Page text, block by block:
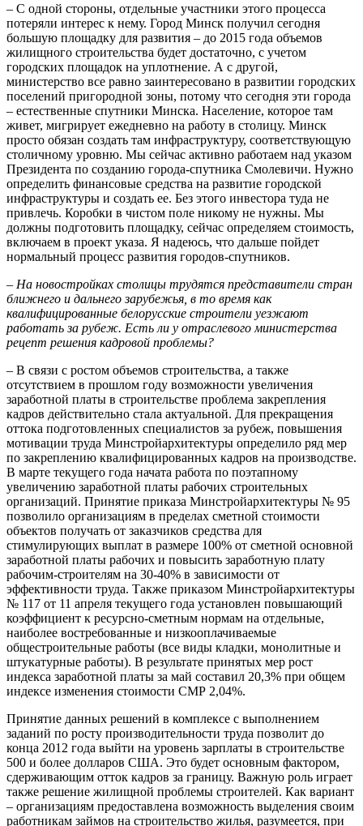
– С одной стороны, отдельные участники этого процесса
потеряли интерес к нему. Город Минск получил сегодня
большую площадку для развития – до 2015 года объемов
жилищного строительства будет достаточно, с учетом
городских площадок на уплотнение. А с другой,
министерство все равно заинтересовано в развитии городских
поселений пригородной зоны, потому что сегодня эти города
– естественные спутники Минска. Население, которое там
живет, мигрирует ежедневно на работу в столицу. Минск
просто обязан создать там инфраструктуру, соответствующую
столичному уровню. Мы сейчас активно работаем над указом
Президента по созданию города-спутника Смолевичи. Нужно
определить финансовые средства на развитие городской
инфраструктуры и создать ее. Без этого инвестора туда не
привлечь. Коробки в чистом поле никому не нужны. Мы
должны подготовить площадку, сейчас определяем стоимость,
включаем в проект указа. Я надеюсь, что дальше пойдет
нормальный процесс развития городов-спутников.
– На новостройках столицы трудятся представители стран
ближнего и дальнего зарубежья, в то время как
квалифицированные белорусские строители уезжают
работать за рубеж. Есть ли у отраслевого министерства
рецепт решения кадровой проблемы?
– В связи с ростом объемов строительства, а также
отсутствием в прошлом году возможности увеличения
заработной платы в строительстве проблема закрепления
кадров действительно стала актуальной. Для прекращения
оттока подготовленных специалистов за рубеж, повышения
мотивации труда Минстройархитектуры определило ряд мер
по закреплению квалифицированных кадров на производстве.
В марте текущего года начата работа по поэтапному
увеличению заработной платы рабочих строительных
организаций. Принятие приказа Минстройархитектуры № 95
позволило организациям в пределах сметной стоимости
объектов получать от заказчиков средства для
стимулирующих выплат в размере 100% от сметной основной
заработной платы рабочих и повысить заработную плату
рабочим-строителям на 30-40% в зависимости от
эффективности труда. Также приказом Минстройархитектуры
№ 117 от 11 апреля текущего года установлен повышающий
коэффициент к ресурсно-сметным нормам на отдельные,
наиболее востребованные и низкооплачиваемые
общестроительные работы (все виды кладки, монолитные и
штукатурные работы). В результате принятых мер рост
индекса заработной платы за май составил 20,3% при общем
индексе изменения стоимости СМР 2,04%.
Принятие данных решений в комплексе с выполнением
заданий по росту производительности труда позволит до
конца 2012 года выйти на уровень зарплаты в строительстве
500 и более долларов США. Это будет основным фактором,
сдерживающим отток кадров за границу. Важную роль играет
также решение жилищной проблемы строителей. Как вариант
– организациям предоставлена возможность выделения своим
работникам займов на строительство жилья, разумеется, при